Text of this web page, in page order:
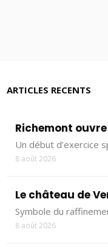
ARTICLES RECENTS
Richemont
Un début d’exercice
8 août 2026
Le château de
Symbole du
8 août 2026